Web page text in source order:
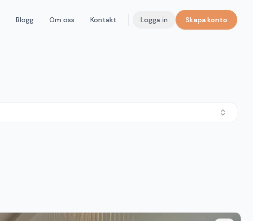
Blogg Om oss Kontakt Logga in Skapa konto